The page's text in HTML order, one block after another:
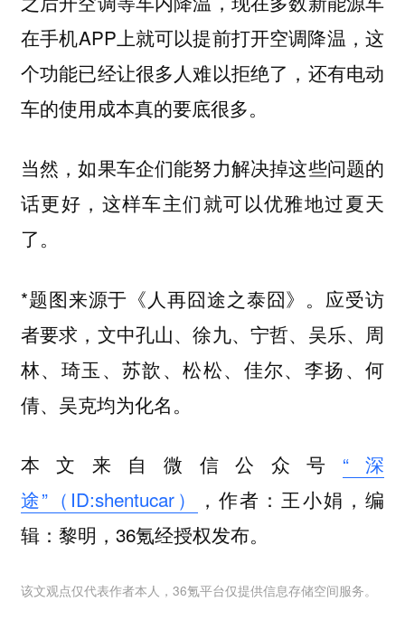
在手机APP上就可以提前打开空调降温，这
个功能已经让很多人难以拒绝了，还有电动
车的使用成本真的要底很多。
当然，如果车企们能努力解决掉这些问题的
话更好，这样车主们就可以优雅地过夏天
了。
*题图来源于《人再囧途之泰囧》。应受访
者要求，文中孔山、徐九、宁哲、吴乐、周
林、琦玉、苏歆、松松、佳尔、李扬、何
倩、吴克均为化名。
本文来自微信公众号 “深
途”（ID:shentucar）
，作者：王小娟，编
辑：黎明，36氪经授权发布。
该文观点仅代表作者本人，36氪平台仅提供信息存储空间服务。